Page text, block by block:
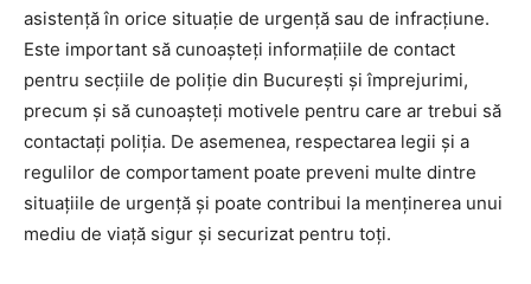
asistență în orice situație de urgență sau de infracțiune.
Este important să cunoașteți informațiile de contact
pentru secțiile de poliție din București și împrejurimi,
precum și să cunoașteți motivele pentru care ar trebui să
contactați poliția. De asemenea, respectarea legii și a
regulilor de comportament poate preveni multe dintre
situațiile de urgență și poate contribui la menținerea unui
mediu de viață sigur și securizat pentru toți.